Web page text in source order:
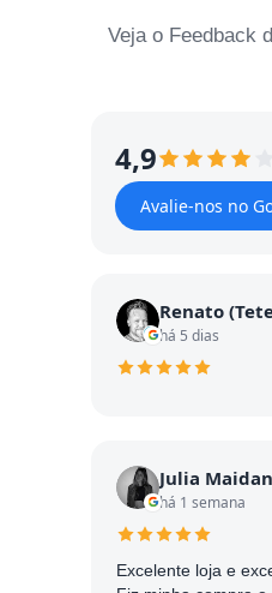
Veja o Feedback
4,9
Avalie-nos no
Renato
há 5 dias
Julia
há 1 semana
Excelente loja e